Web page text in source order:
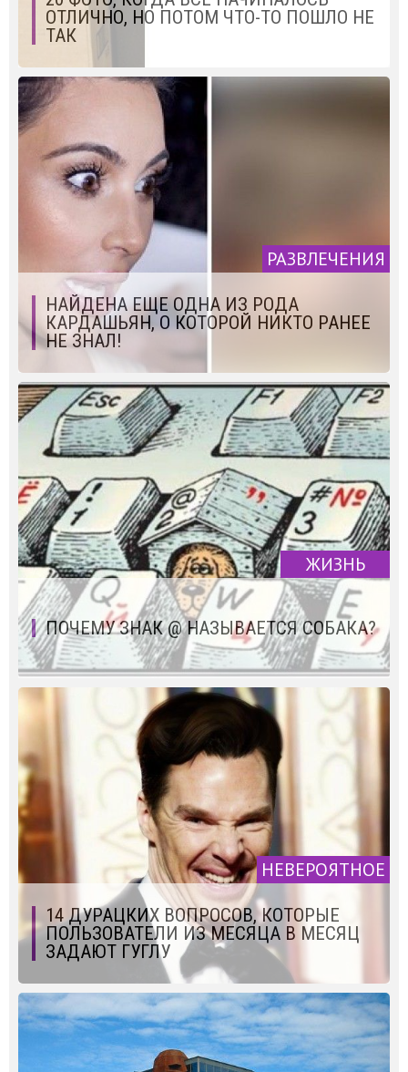
ОТЛИЧНО, НО ПОТОМ ЧТО-ТО ПОШЛО НЕ
ТАК
РАЗВЛЕЧЕНИЯ
НАЙДЕНА ЕЩЕ ОДНА ИЗ РОДА
КАРДАШЬЯН, О КОТОРОЙ НИКТО РАНЕЕ
НЕ ЗНАЛ!
ЖИЗНЬ
ПОЧЕМУ ЗНАК @ НАЗЫВАЕТСЯ СОБАКА?
НЕВЕРОЯТНОЕ
14 ДУРАЦКИХ ВОПРОСОВ, КОТОРЫЕ
ПОЛЬЗОВАТЕЛИ ИЗ МЕСЯЦА В МЕСЯЦ
ЗАДАЮТ ГУГЛУ